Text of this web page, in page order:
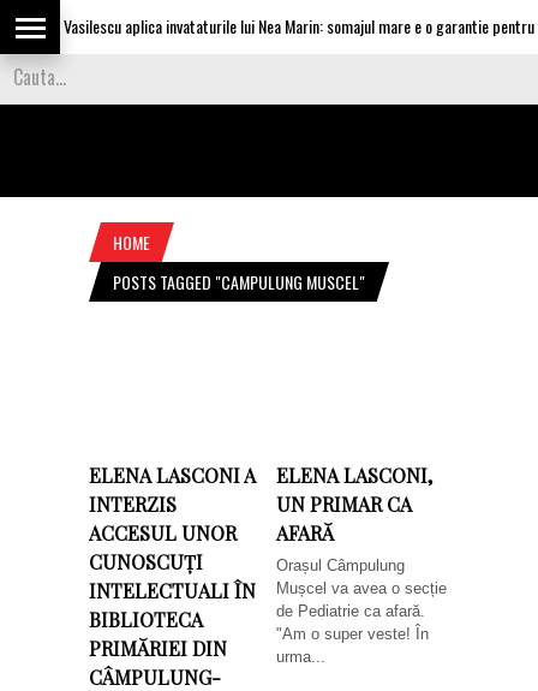
Olguta Vasilescu aplica invataturile lui Nea Marin: somajul mare e o garantie pentru
HOME
POSTS TAGGED "CAMPULUNG MUSCEL"
ELENA LASCONI A
INTERZIS
ACCESUL UNOR
CUNOSCUȚI
INTELECTUALI ÎN
BIBLIOTECA
PRIMĂRIEI DIN
CÂMPULUNG-
ELENA LASCONI,
UN PRIMAR CA
AFARĂ
Orașul Câmpulung
Mușcel va avea o secție
de Pediatrie ca afară.
"Am o super veste! În
urma...